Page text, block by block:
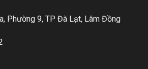
Phường 9, TP Đà Lạt, Lâm Đồng